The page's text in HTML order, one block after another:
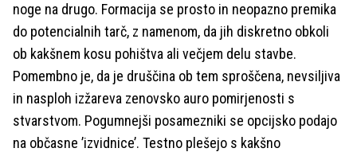
noge na drugo. Formacija se prosto in neopazno premika
do potencialnih tarč, z namenom, da jih diskretno obkoli
ob kakšnem kosu pohištva ali večjem delu stavbe.
Pomembno je, da je druščina ob tem sproščena, nevsiljiva
in nasploh izžareva zenovsko auro pomirjenosti s
stvarstvom. Pogumnejši posamezniki se opcijsko podajo
na občasne ’izvidnice’. Testno plešejo s kakšno